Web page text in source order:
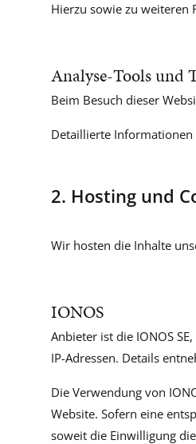
Hierzu sowie zu weiteren
Analyse-Tools und
Beim Besuch dieser
Detaillierte Informationen
2. Hosting und
Wir hosten die Inhalte
IONOS
Anbieter ist die IONOS
IP-Adressen. Details
Die Verwendung von
Website. Sofern eine
soweit die Einwilligung